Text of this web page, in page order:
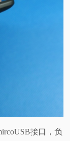
接口，负